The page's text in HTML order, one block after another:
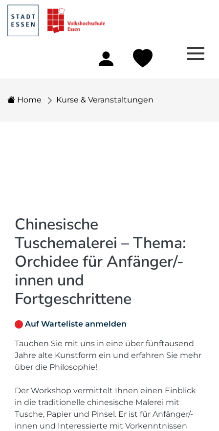
Home Kurse & Veranstaltungen
Chinesische
Tuschemalerei – Thema:
Orchidee für Anfänger/-
innen und
Fortgeschrittene
Auf Warteliste anmelden
Tauchen Sie mit uns in eine über fünftausend
Jahre alte Kunstform ein und erfahren Sie mehr
über die Philosophie!
Der Workshop vermittelt Ihnen einen Einblick
in die traditionelle chinesische Malerei mit
Tusche, Papier und Pinsel. Er ist für Anfänger/-
innen und Interessierte mit Vorkenntnissen